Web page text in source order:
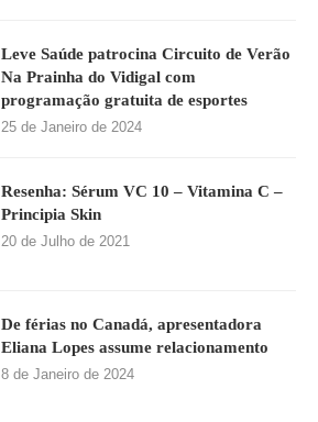
Leve Saúde patrocina Circuito de Verão
Na Prainha do Vidigal com
programação gratuita de esportes
25 de Janeiro de 2024
Resenha: Sérum VC 10 – Vitamina C –
Principia Skin
20 de Julho de 2021
De férias no Canadá, apresentadora
Eliana Lopes assume relacionamento
8 de Janeiro de 2024